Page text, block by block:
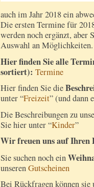
auch im Jahr 2018 ein
Die ersten Termine für
werden noch ergänzt, aber
Auswahl an Möglichkeiten.
Hier finden Sie alle
sortiert): Termine
Hier finden Sie die
unter “Freizeit” (und dann
Die Beschreibungen zu
Sie hier unter “Kinder”
Wir freuen uns auf Ihren
Sie suchen noch ein
unserenGutscheinen
Bei Rückfragen können